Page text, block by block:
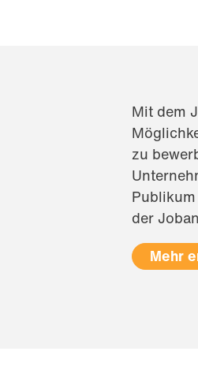
Mit dem
zu
der
Mehr